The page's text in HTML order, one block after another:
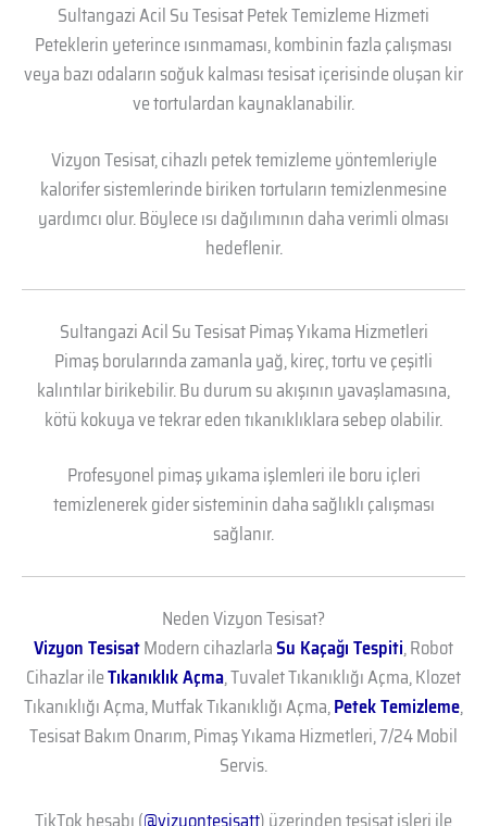
Sultangazi Acil Su Tesisat Petek Temizleme Hizmeti
Peteklerin yeterince ısınmaması, kombinin fazla çalışması
veya bazı odaların soğuk kalması tesisat içerisinde oluşan kir
ve tortulardan kaynaklanabilir.
Vizyon Tesisat, cihazlı petek temizleme yöntemleriyle
kalorifer sistemlerinde biriken tortuların temizlenmesine
yardımcı olur. Böylece ısı dağılımının daha verimli olması
hedeflenir.
Sultangazi Acil Su Tesisat Pimaş Yıkama Hizmetleri
Pimaş borularında zamanla yağ, kireç, tortu ve çeşitli
kalıntılar birikebilir. Bu durum su akışının yavaşlamasına,
kötü kokuya ve tekrar eden tıkanıklıklara sebep olabilir.
Profesyonel pimaş yıkama işlemleri ile boru içleri
temizlenerek gider sisteminin daha sağlıklı çalışması
sağlanır.
Neden Vizyon Tesisat?
Vizyon TesisatModern cihazlarlaSu Kaçağı Tespiti, Robot
Cihazlar ileTıkanıklık Açma, Tuvalet Tıkanıklığı Açma, Klozet
Tıkanıklığı Açma, Mutfak Tıkanıklığı Açma,Petek Temizleme,
Tesisat Bakım Onarım, Pimaş Yıkama Hizmetleri, 7/24 Mobil
Servis.